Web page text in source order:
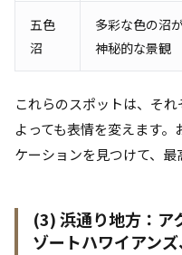
五色
沼
多彩な色の沼
神秘的な景観
これらのスポットは、そ
よっても表情を変えます
ケーションを見つけて、最
(3) 浜通り地方：ア
ゾートハワイアン